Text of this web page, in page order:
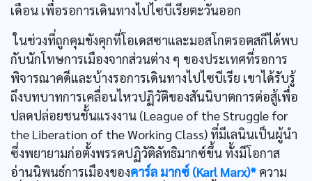
เดือน เพื่อรอการเดินทางไปไซบีเรียตะวันออก
ในช่วงที่ถูกคุมขังคุกที่โอเดสซาและมอสโกตรอตสกีได้พบ
กับนักโทษการเมืองจากส่วนต่าง ๆ ของประเทศที่รอการ
พิจารณาคดีและบ้างรอการเดินทางไปไซบีเรีย เขาได้รับรู้
ถึงบทบาทการเคลื่อนไหวปฏิวัติของสันนิบาตการต่อสู้เพื่อ
ปลดปล่อยชนชั้นแรงงาน (League of the Struggle for
the Liberation of the Working Class) ที่มีเลนินเป็นผู้นำ
ซึ่งพยายามก่อตั้งพรรคปฏิวัติลัทธิมากซ์ขึ้น ทั้งมีโอกาส
อ่านนิพนธ์การเมืองของคาร์ล มากซ์ (Karl Marx)* ความ